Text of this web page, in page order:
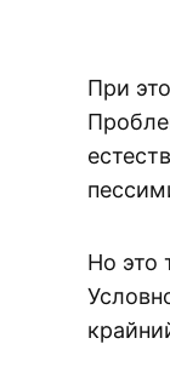
При
Но это